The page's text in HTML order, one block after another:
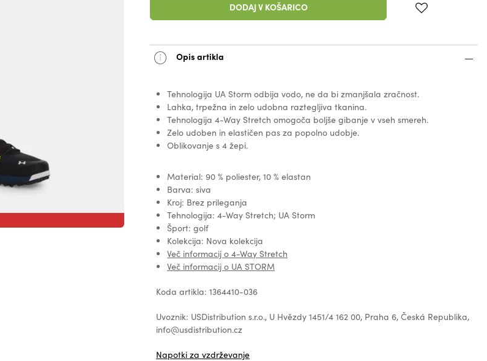
DODAJ V KOŠARICO
Opis artikla
Tehnologija UA Storm odbija vodo, ne da bi zmanjšala zračnost.
Lahka, trpežna in zelo udobna raztegljiva tkanina.
Tehnologija 4-Way Stretch omogoča boljše gibanje v vseh smereh.
Zelo udoben in elastičen pas za popolno udobje.
Oblikovanje s 4 žepi.
Material: 90 % poliester, 10 % elastan
Barva: siva
Kroj: Brez prileganja
Tehnologija: 4-Way Stretch; UA Storm
Šport: golf
Kolekcija: Nova kolekcija
Več informacij o 4-Way Stretch
Več informacij o UA STORM
Koda artikla: 1364410-036
Uvoznik: USDistribution s.r.o., U Hvězdy 1451/4 162 00, Praha 6, Česká Republika,
info@usdistribution.cz
Napotki za vzdrževanje